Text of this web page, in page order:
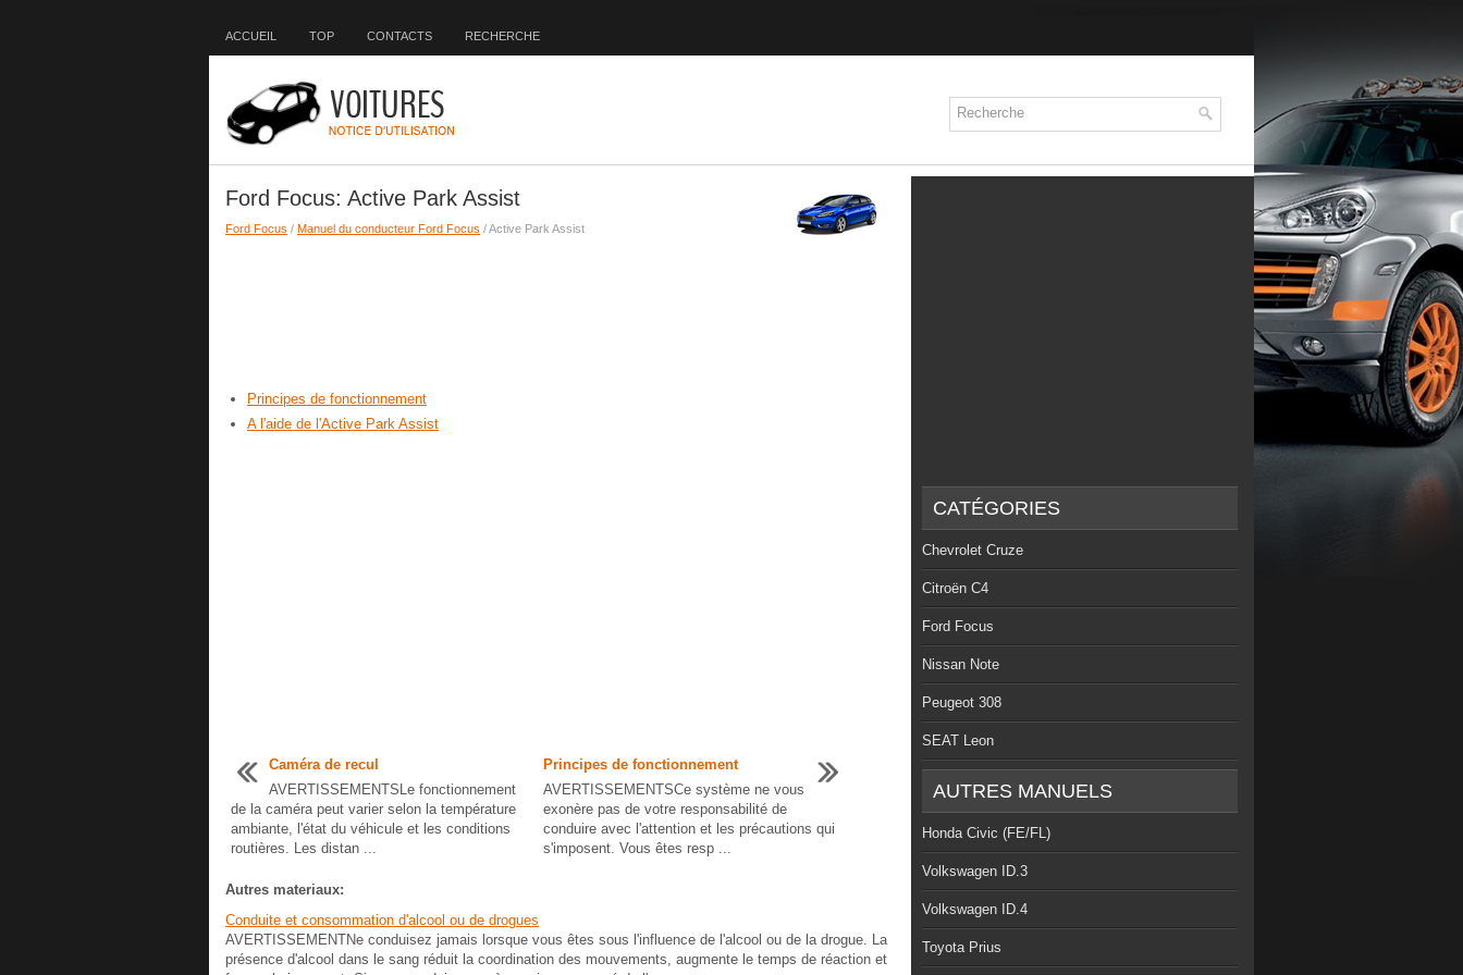
ACCUEIL TOP CONTACTS RECHERCHE
Ford Focus: Active Park Assist
Ford Focus / Manuel du conducteur Ford Focus / Active Park Assist
Principes de fonctionnement
A l'aide de l'Active Park Assist
Caméra de recul
AVERTISSEMENTSLe fonctionnement
de la caméra peut varier selon la température
ambiante, l'état du véhicule et les conditions
routières. Les distan ...
Principes de fonctionnement
AVERTISSEMENTSCe système ne vous
exonère pas de votre responsabilité de
conduire avec l'attention et les précautions qui
s'imposent. Vous êtes resp ...
Autres materiaux:
Conduite et consommation d'alcool ou de drogues
AVERTISSEMENTNe conduisez jamais lorsque vous êtes sous l'influence de l'alcool ou de la drogue. La
présence d'alcool dans le sang réduit la coordination des mouvements, augmente le temps de réaction et
CATÉGORIES
Chevrolet Cruze
Citroën C4
Ford Focus
Nissan Note
Peugeot 308
SEAT Leon
AUTRES MANUELS
Honda Civic (FE/FL)
Volkswagen ID.3
Volkswagen ID.4
Toyota Prius